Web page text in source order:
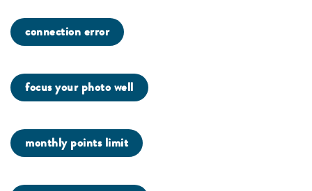
connection error
focus your photo well
monthly points limit